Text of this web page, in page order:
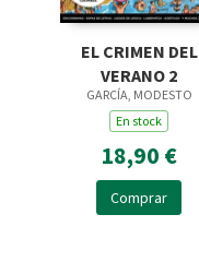
EL CRIMEN DEL
VERANO 2
GARCÍA, MODESTO
En stock
18,90 €
Comprar